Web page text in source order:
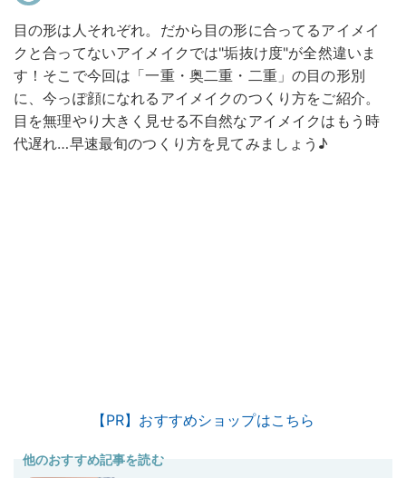
目の形は人それぞれ。だから目の形に合ってるアイメイ
クと合ってないアイメイクでは"垢抜け度"が全然違いま
す！そこで今回は「一重・奥二重・二重」の目の形別
に、今っぽ顔になれるアイメイクのつくり方をご紹介。
目を無理やり大きく見せる不自然なアイメイクはもう時
代遅れ…早速最旬のつくり方を見てみましょう♪
【PR】おすすめショップはこちら
他のおすすめ記事を読む